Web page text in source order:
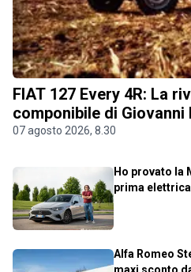
FIAT 127 Every 4R: La
componibile di
07 agosto 2026, 8.30
Ho provato la
prima
Alfa Romeo